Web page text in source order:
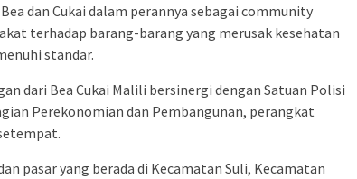
dan Cukai dalam perannya sebagai community
terhadap barang-barang yang merusak kesehatan
standar.
dari Bea Cukai Malili bersinergi dengan Satuan Polisi
Perekonomian dan Pembangunan, perangkat
pasar yang berada di Kecamatan Suli, Kecamatan